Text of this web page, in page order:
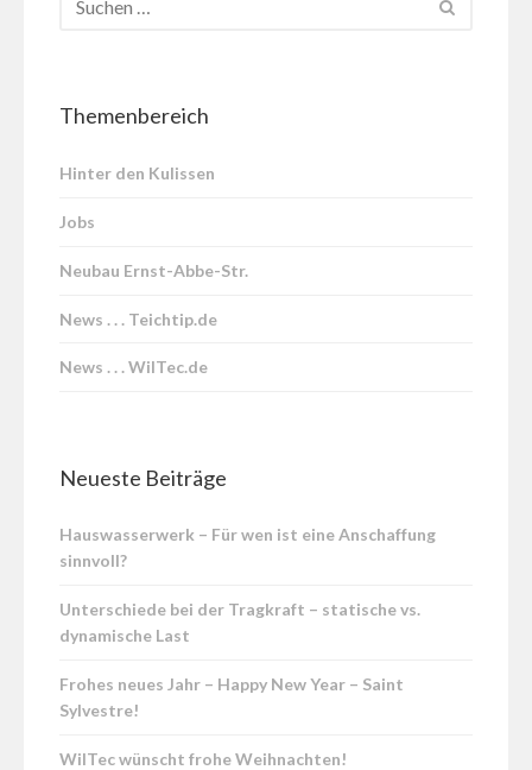
Themenbereich
Hinter den Kulissen
Jobs
Neubau Ernst-Abbe-Str.
News . . . Teichtip.de
News . . . WilTec.de
Neueste Beiträge
Hauswasserwerk – Für wen ist eine Anschaffung
sinnvoll?
Unterschiede bei der Tragkraft – statische vs.
dynamische Last
Frohes neues Jahr – Happy New Year – Saint
Sylvestre!
WilTec wünscht frohe Weihnachten!